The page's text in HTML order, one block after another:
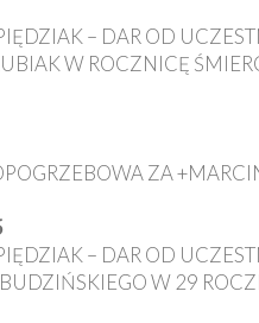
– DAR OD
W ROCZNICĘ
ZA
– DAR OD
W 29